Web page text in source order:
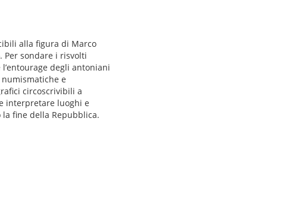
alla figura di Marco
Per sondare i risvolti
degli antoniani
e
circoscrivibili a
interpretare luoghi e
fine della Repubblica.